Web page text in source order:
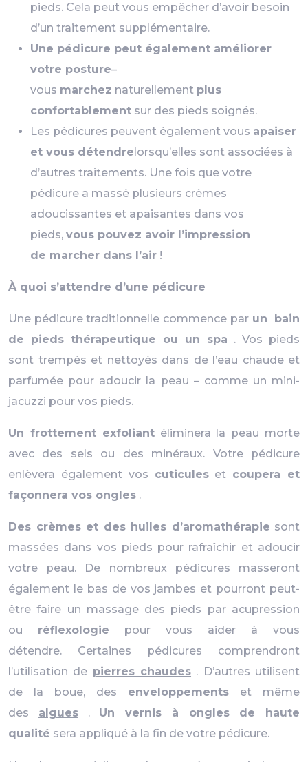
pieds. Cela peut vous empêcher d’avoir besoin
d’un traitement supplémentaire.
Une pédicure peut également améliorer
votre posture–
vous marchez naturellement plus
confortablement sur des pieds soignés.
Les pédicures peuvent également vous apaiser
et vous détendrelorsqu’elles sont associées à
d’autres traitements. Une fois que votre
pédicure a massé plusieurs crèmes
adoucissantes et apaisantes dans vos
pieds, vous pouvez avoir l’impression
de marcher dans l’air !
À quoi s’attendre d’une pédicure
Une pédicure traditionnelle commence par un
bain
de pieds thérapeutique ou un spa . Vos pieds
sont trempés et nettoyés dans de l’eau chaude et
parfumée pour adoucir la peau – comme un mini-
jacuzzi pour vos pieds.
Un frottement exfoliantéliminera la peau morte
avec des sels ou des minéraux. Votre pédicure
enlèvera également vos cuticuleset coupera et
façonnera vos ongles .
Des crèmes et des huiles d’aromathérapie sont
massées dans vos pieds pour rafraîchir et adoucir
votre peau. De nombreux pédicures masseront
également le bas de vos jambes et pourront peut-
être faire un massage des pieds par acupression
ou réflexologie pour vous aider à vous
détendre. Certaines pédicures comprendront
l’utilisation de pierres chaudes . D’autres utilisent
de la boue, des enveloppements et même
des algues. Un vernis à ongles de haute
qualité sera appliqué à la fin de votre pédicure.